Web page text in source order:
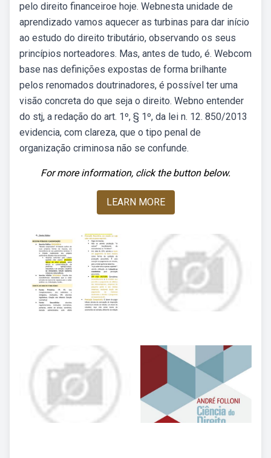
pelo direito financeiroe hoje. Webnesta unidade de
aprendizado vamos aquecer as turbinas para dar início
ao estudo do direito tributário, observando os seus
princípios norteadores. Mas, antes de tudo, é. Webcom
base nas definições expostas de forma brilhante
pelos renomados doutrinadores, é possível ter uma
visão concreta do que seja o direito. Webno entender
do stj, a redação do art. 1º, § 1º, da lei n. 12. 850/2013
evidencia, com clareza, que o tipo penal de
organização criminosa não se confunde.
For more information, click the button below.
LEARN MORE